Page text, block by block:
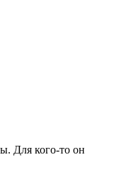
Для кого-то он